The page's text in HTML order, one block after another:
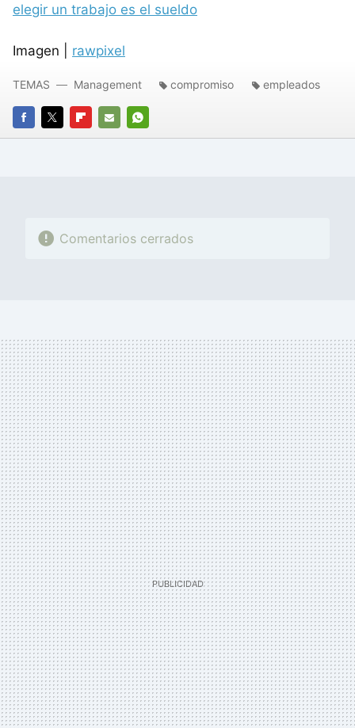
elegir un trabajo es el sueldo
Imagen | rawpixel
FACEBOOK
TWITTERFLIPBOARD
E-
WHATSAPP
TEMAS Management compromiso empleados
Comentarios cerrados